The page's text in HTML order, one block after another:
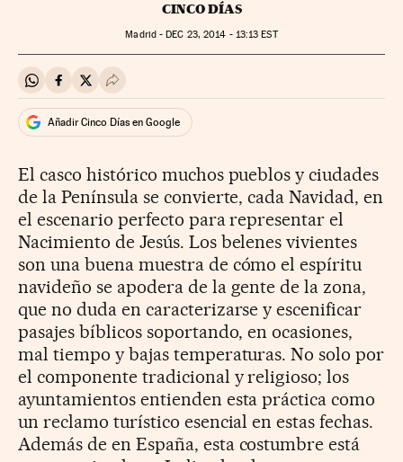
CINCO DÍAS
Madrid - DEC 23, 2014 - 13:13 EST
Compartir en Whatsapp
Compartir en Facebook
Compartir en Twitter
Desplegar Redes Sociales
Añadir Cinco Días en Google
El casco histórico muchos pueblos y ciudades
de la Península se convierte, cada Navidad, en
el escenario perfecto para representar el
Nacimiento de Jesús. Los belenes vivientes
son una buena muestra de cómo el espíritu
navideño se apodera de la gente de la zona,
que no duda en caracterizarse y escenificar
pasajes bíblicos soportando, en ocasiones,
mal tiempo y bajas temperaturas. No solo por
el componente tradicional y religioso; los
ayuntamientos entienden esta práctica como
un reclamo turístico esencial en estas fechas.
Además de en España, esta costumbre está